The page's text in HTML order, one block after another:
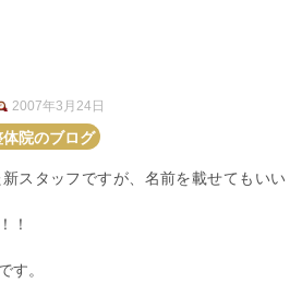
2007年3月24日
院のブログ
スタッフですが、名前を載せてもいい
！
す。